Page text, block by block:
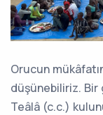
Orucun
düşünebiliriz. Bir
Teâlâ (c.c.)